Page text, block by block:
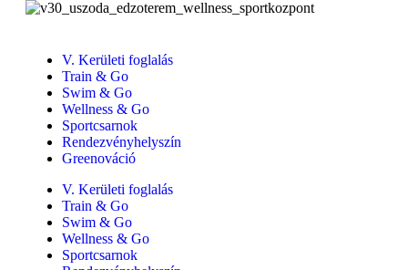
V. Kerületi foglalás
Train & Go
Swim & Go
Wellness & Go
Sportcsarnok
Rendezvényhelyszín
Greenováció
V. Kerületi foglalás
Train & Go
Swim & Go
Wellness & Go
Sportcsarnok